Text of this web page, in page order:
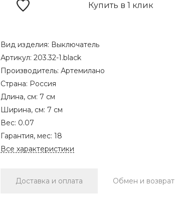
Купить в 1 клик
Вид изделия: Выключатель
Артикул: 203.32-1.black
Производитель: Артемилано
Страна: Россия
Длина, см: 7 см
Ширина, см: 7 см
Вес: 0.07
Гарантия, мес: 18
Все характеристики
Доставка и оплата Обмен и возврат